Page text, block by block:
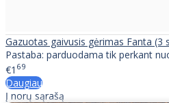
Gazuotas gaivusis gėrimas Fanta (3
Pastaba: parduodama tik perkant
€1 69
Daugiau
Į norų sąrašą